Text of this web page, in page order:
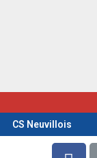
CS Neuvillois
F